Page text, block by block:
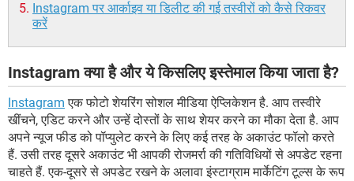
Instagram पर आर्काइव या डिलीट की गई तस्वीरों को कैसे रिकवर
करें
Instagram क्या है और ये किसलिए इस्तेमाल किया जाता है?
Instagram एक फोटो शेयरिंग सोशल मीडिया ऐप्लिकेशन है. आप तस्वीरे
खींचने, एडिट करने और उन्हें दोस्तों के साथ शेयर करने का मौका देता है. आप
अपने न्यूज फीड को पॉप्युलेट करने के लिए कई तरह के अकाउंट फॉलो करते
हैं. उसी तरह दूसरे अकाउंट भी आपकी रोजमर्रा की गतिविधियों से अपडेट रहना
चाहते हैं. एक-दूसरे से अपडेट रखने के अलावा इंस्टाग्राम मार्केटिंग टूल्स के रूप